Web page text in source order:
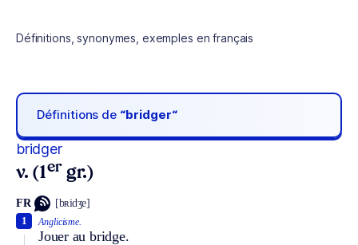
Définitions, synonymes, exemples en français
Définitions de “bridger“
bridger
v. (1er gr.)
FR [bʀidʒe]
Anglicisme.
Jouer au bridge.
1